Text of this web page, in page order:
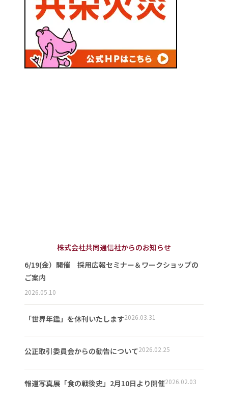
株式会社共同通信社からのお知らせ
6/19(金）開催 採用広報セミナー＆ワークショップの
ご案内
2026.05.10
「世界年鑑」を休刊いたします2026.03.31
公正取引委員会からの勧告について2026.02.25
報道写真展「食の戦後史」2月10日より開催2026.02.03